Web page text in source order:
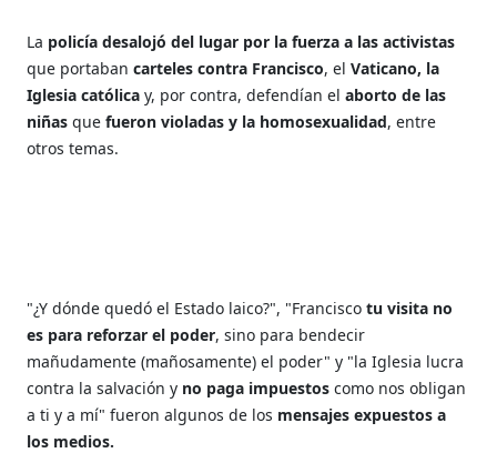
La policía desalojó del lugar por la fuerza a las activistas
que portaban carteles contra Francisco, elVaticano, la
Iglesia católica y, por contra, defendían elaborto de las
niñas que fueron violadas y la homosexualidad, entre
otros temas.
"¿Y dónde quedó el Estado laico?", "Francisco tu visita no
es para reforzar el poder, sino para bendecir
mañudamente (mañosamente) el poder" y "la Iglesia lucra
contra la salvación y no paga impuestos como nos obligan
a ti y a mí" fueron algunos de los mensajes expuestos a
los medios.